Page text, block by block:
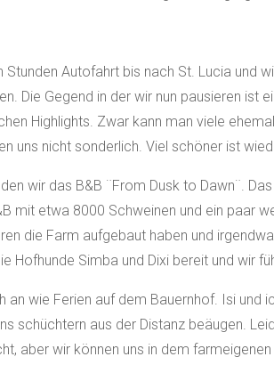
Autofahrt bis nach St. Lucia und
Die Gegend in der wir nun pausieren ist
Highlights. Zwar kann man viele
uns nicht sonderlich. Viel schöner ist
wir das B&B ¨From Dusk to Dawn¨.
mit etwa 8000 Schweinen und ein paar
die Farm aufgebaut haben und
Hofhunde Simba und Dixi bereit und wir
an wie Ferien auf dem Bauernhof. Isi und
schüchtern aus der Distanz beäugen.
aber wir können uns in dem